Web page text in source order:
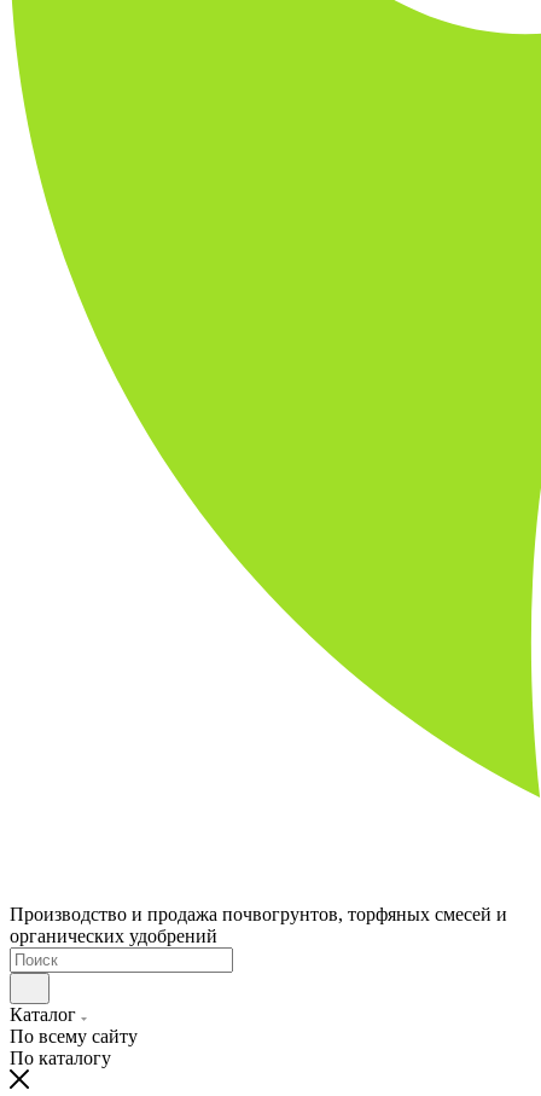
Производство и продажа почвогрунтов, торфяных смесей и
органических удобрений
Каталог
По всему сайту
По каталогу